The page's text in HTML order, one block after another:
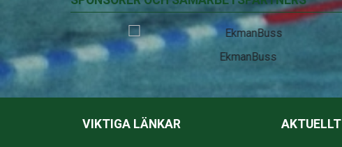
EkmanBuss
VIKTIGA LÄNKAR AKTUELLT